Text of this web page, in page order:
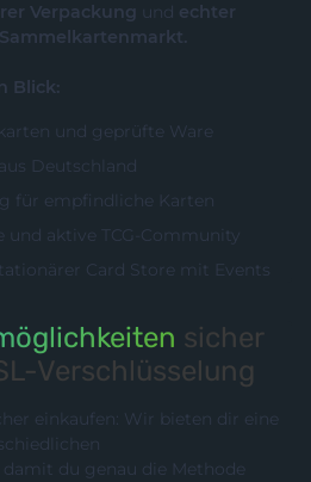
Verpackung und echter
Blick:
und geprüfte Ware
Deutschland
für empfindliche Karten
und aktive TCG-Community
Card Store mit Events
sicher
Verschlüsselung
einkaufen: Wir bieten dir eine